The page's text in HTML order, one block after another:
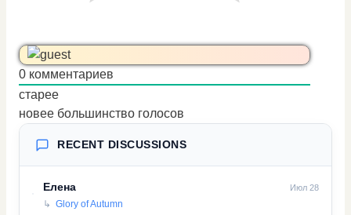
0 комментариев
старее
новее большинство голосов
RECENT DISCUSSIONS
Елена Июл 28
Glory of Autumn